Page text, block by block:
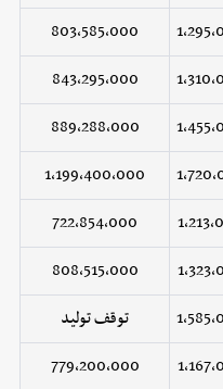
803,585,000
843,295,000
889,288,000
1,199,400,000
722,854,000
808,515,000
توقف تولید
779,200,000